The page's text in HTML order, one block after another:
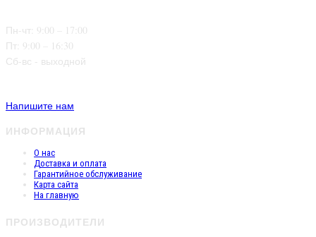
Пн-чт: 9:00 – 17:00
Пт: 9:00 – 16:30
Сб-вс - выходной
Напишите нам
ИНФОРМАЦИЯ
О нас
Доставка и оплата
Гарантийное обслуживание
Карта сайта
На главную
ПРОИЗВОДИТЕЛИ